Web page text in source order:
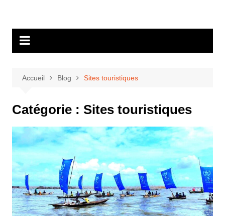
Accueil Blog Sites touristiques
Catégorie : Sites touristiques